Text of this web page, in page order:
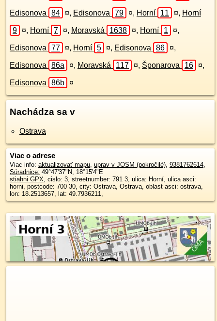
Edisonova 84 ¤, Edisonova 79 ¤, Horní 11 ¤, Horní
9 ¤, Horní 7 ¤, Moravská 1638 ¤, Horní 1 ¤,
Edisonova 77 ¤, Horní 5 ¤, Edisonova 86 ¤,
Edisonova 86a ¤, Moravská 117 ¤, Šponarova 16 ¤,
Edisonova 86b ¤
Nachádza sa v
Ostrava
Viac o adrese
Viac info: aktualizovať mapu, uprav v JOSM (pokročilé), 9381762614,
Súradnice: 49°47'37"N, 18°15'4"E
stiahni GPX, cislo: 3, streetnumber: 791 3, ulica: Horní, ulica asci:
horni, postcode: 700 30, city: Ostrava, Ostrava, oblast asci: ostrava,
lon: 18.2513657, lat: 49.7936211,